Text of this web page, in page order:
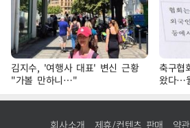
김지수, '여행사 대표' 변신 근황
"가볼 만하니…"
축구협
왔다…
회사소개 제휴/컨텐츠 판매 약